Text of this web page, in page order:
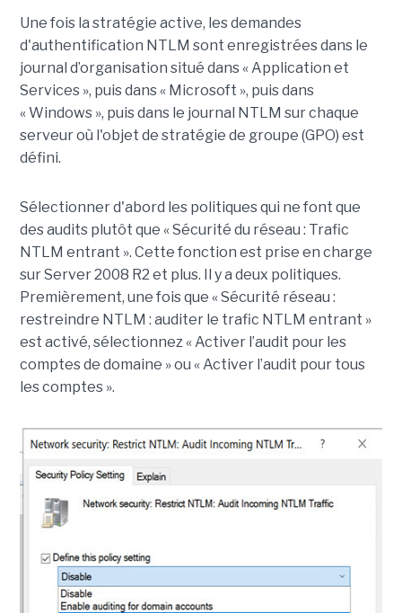
Une fois la stratégie active, les demandes
d'authentification NTLM sont enregistrées dans le
journal d’organisation situé dans « Application et
Services », puis dans « Microsoft », puis dans
« Windows », puis dans le journal NTLM sur chaque
serveur où l'objet de stratégie de groupe (GPO) est
défini.
Sélectionner d'abord les politiques qui ne font que
des audits plutôt que « Sécurité du réseau : Trafic
NTLM entrant ». Cette fonction est prise en charge
sur Server 2008 R2 et plus. Il y a deux politiques.
Premièrement, une fois que « Sécurité réseau :
restreindre NTLM : auditer le trafic NTLM entrant »
est activé, sélectionnez « Activer l’audit pour les
comptes de domaine » ou « Activer l’audit pour tous
les comptes ».